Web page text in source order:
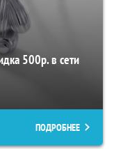
500р. в сети
ПОДРОБНЕЕ